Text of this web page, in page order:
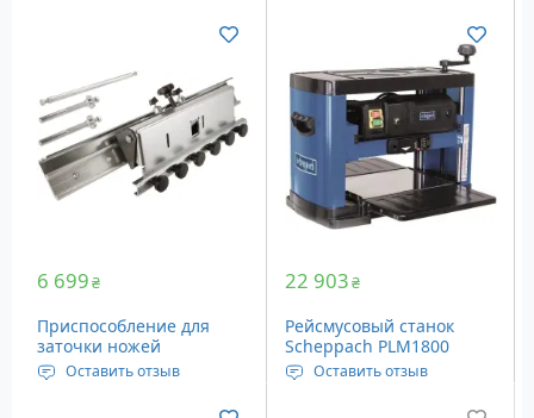
полотен со штифтом 135
x 2 x 0.25 мм / 25Т.
Размеры: 55x20x10.8 см
6 699₴
Приспособление для
заточки ножей
Scheppach JIG380
Оставить отзыв
Размеры: 59.2x24.2x11.6
22 903₴
Рейсмусовый станок
Scheppach PLM1800
Оставить отзыв
Напряжение: 220 Вольт